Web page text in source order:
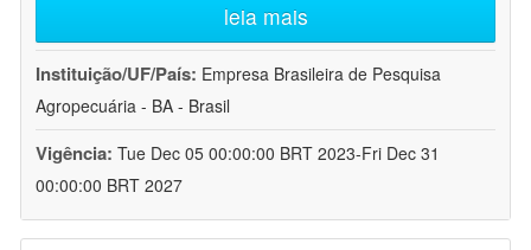
leia mais
Instituição/UF/País: Empresa Brasileira de Pesquisa
Agropecuária - BA - Brasil
Vigência: Tue Dec 05 00:00:00 BRT 2023-Fri Dec 31
00:00:00 BRT 2027